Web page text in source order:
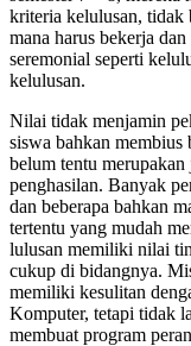
kriteria kelulusan, tidak
mana harus bekerja
seremonial seperti
kelulusan.
Nilai tidak menjamin
siswa bahkan
belum tentu
penghasilan. Banyak
dan beberapa bahkan
tertentu yang mudah
lulusan memiliki nilai
cukup di bidangnya.
memiliki kesulitan
Komputer, tetapi tidak
membuat program